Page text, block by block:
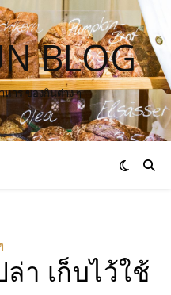
BLOG
หาร ของกินต่าง ๆ
า เก็บไว้ใช้